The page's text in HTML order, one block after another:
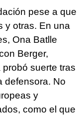
pese a que
y otras. En una
Ona Batlle
Berger,
suerte tras
defensora. No
y
como el que